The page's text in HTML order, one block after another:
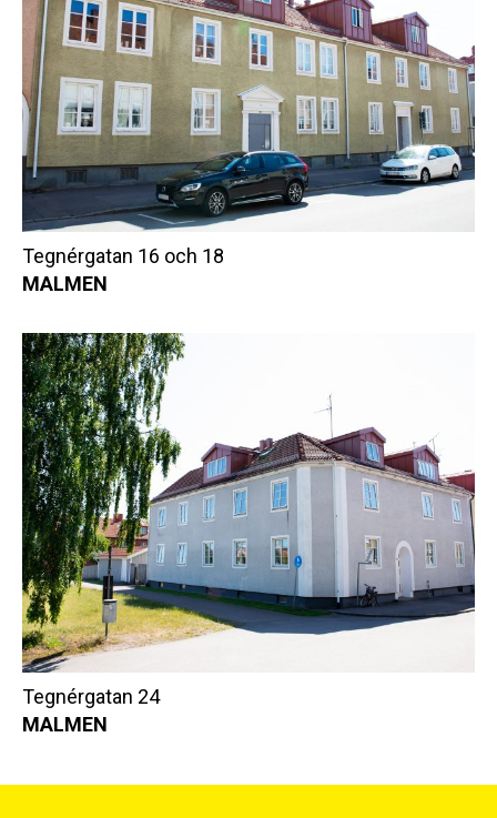
Tegnérgatan 16 och 18
MALMEN
Tegnérgatan 24
MALMEN